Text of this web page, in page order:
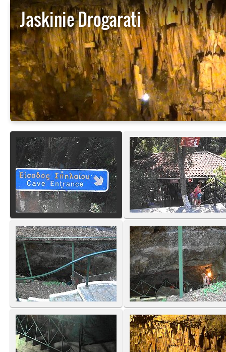
Jaskinie Drogarati